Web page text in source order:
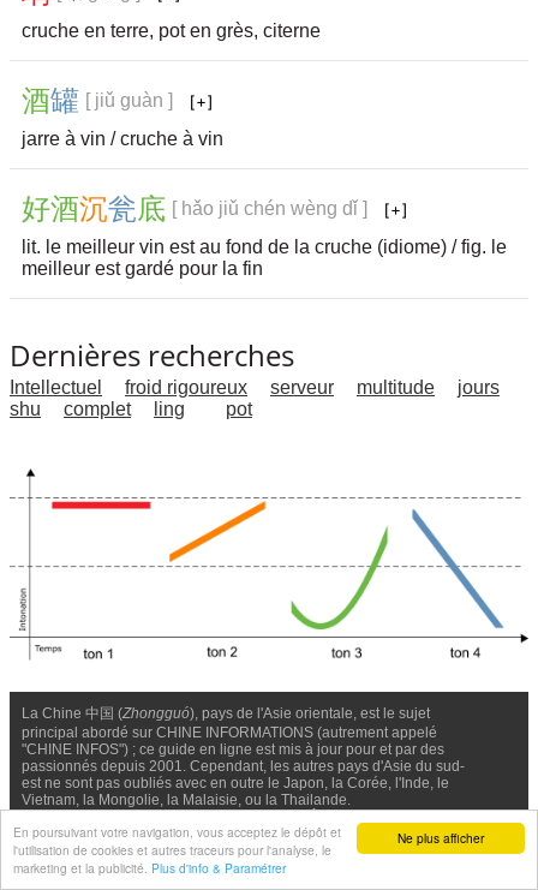
Ne plus afficher
En poursuivant votre navigation, vous acceptez le dépôt et
l'utilisation de cookies et autres traceurs pour l'analyse, le
marketing et la publicité. Plus d'info & Paramétrer
cruche en terre, pot en grès, citerne
酒罐 [ jiǔ guàn ]
jarre à vin / cruche à vin
好酒沉瓮底 [ hǎo jiǔ chén wèng dǐ ]
lit. le meilleur vin est au fond de la cruche (idiome) / fig. le
meilleur est gardé pour la fin
Dernières recherches
Intellectuel froid rigoureux serveur multitude
jours
shu
complet ling pot
La Chine 中国 (Zhongguó), pays de l'Asie orientale, est le sujet
principal abordé sur CHINE INFORMATIONS (autrement appelé
"CHINE INFOS") ; ce guide en ligne est mis à jour pour et par des
passionnés depuis 2001. Cependant, les autres pays d'Asie du sud-
est ne sont pas oubliés avec en outre le Japon, la Corée, l'Inde, le
Vietnam, la Mongolie, la Malaisie, ou la Thailande.
Nous contacter-Facebook-Confidentialité & Cookies
© Chine Informations, 2026 - Tous droits réservés (depuis 2001)